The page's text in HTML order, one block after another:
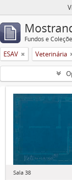
Fundos e
ESAV Veterinária
Sala 38